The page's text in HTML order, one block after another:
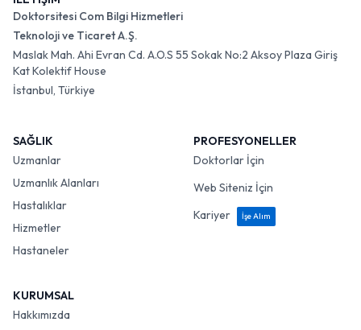
Doktorsitesi Com Bilgi Hizmetleri
Teknoloji ve Ticaret A.Ş.
Maslak Mah. Ahi Evran Cd. A.O.S 55 Sokak No:2 Aksoy Plaza Giriş
Kat Kolektif House
İstanbul, Türkiye
SAĞLIK
Uzmanlar
Uzmanlık Alanları
Hastalıklar
Hizmetler
Hastaneler
PROFESYONELLER
Doktorlar İçin
Web Siteniz İçin
Kariyer
İşe Alım
KURUMSAL
Hakkımızda